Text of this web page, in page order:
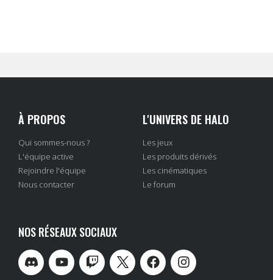
À PROPOS
Qui sommes-nous ?
L'équipe active
Rejoindre l'équipe
Nous contacter
L'UNIVERS DE HALO
Les jeux
Les produits dérivés
Les cinématiques
Le forum
NOS RÉSEAUX SOCIAUX